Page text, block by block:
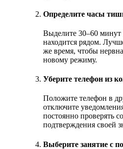
Определите часы
Выделите 30–60 минут
находится рядом.
же время, чтобы
новому режиму.
Уберите телефон из
Положите телефон в
отключите
постоянно проверять
подтверждения своей
Выберите занятие с